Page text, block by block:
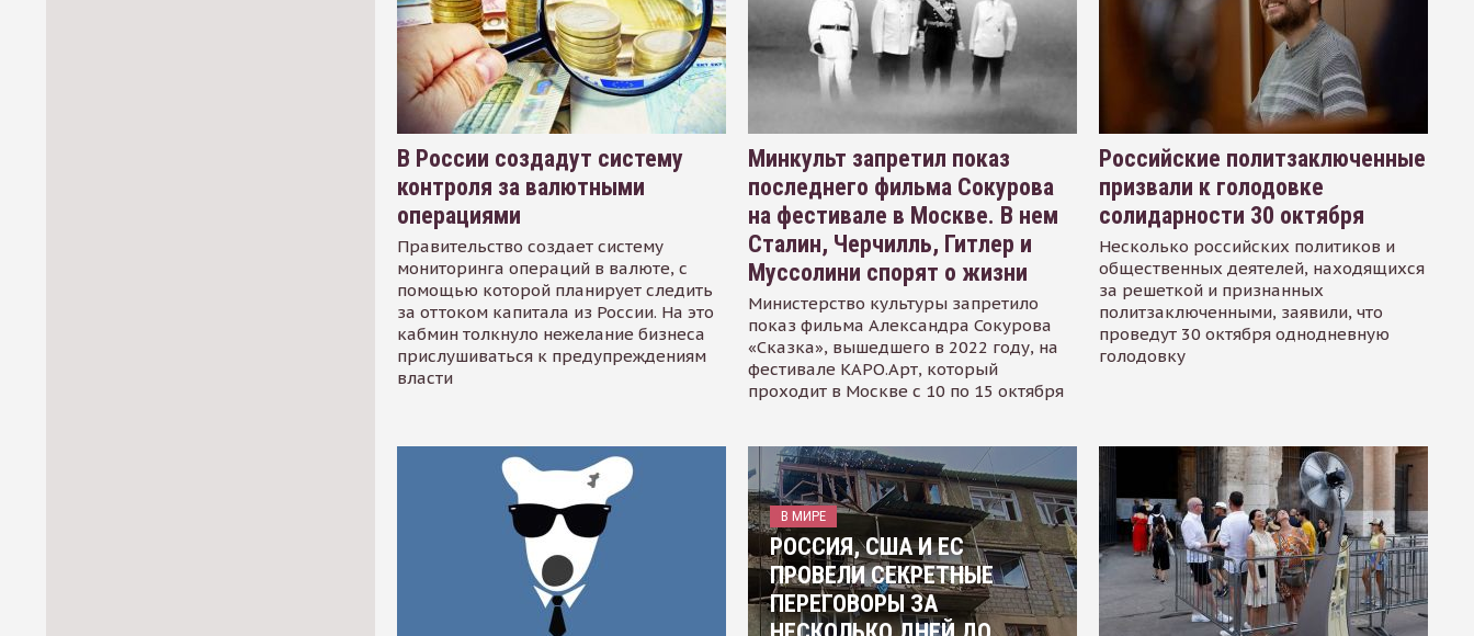
В России создадут систему
контроля за валютными
операциями
Правительство создает систему
мониторинга операций в валюте, с
помощью которой планирует следить
за оттоком капитала из России. На это
кабмин толкнуло нежелание бизнеса
прислушиваться к предупреждениям
власти
Минкульт запретил показ
последнего фильма Сокурова
на фестивале в Москве. В нем
Сталин, Черчилль, Гитлер и
Муссолини спорят о жизни
Министерство культуры запретило
показ фильма Александра Сокурова
«Сказка», вышедшего в 2022 году, на
фестивале КАРО.Арт, который
проходит в Москве с 10 по 15 октября
Российские политзаключенные
призвали к голодовке
солидарности 30 октября
Несколько российских политиков и
общественных деятелей, находящихся
за решеткой и признанных
политзаключенными, заявили, что
проведут 30 октября однодневную
голодовку
В МИРЕ
РОССИЯ, США И ЕС
ПРОВЕЛИ СЕКРЕТНЫЕ
ПЕРЕГОВОРЫ ЗА